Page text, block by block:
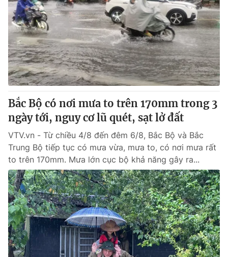
VTV Sức khoẻ Bất động sản
Thị trường 24h Tấm lòng Việt
VTV4 Vươn mình bằng AI
VTV9 VTV8
Liên hệ tòa soạn English
THỜI BÁO VTV
Theo dõi báo trên
Cơ quan chủ quản: Đài Truyền hình Việt Nam
Bắc Bộ có nơi mưa to trên 170mm trong 3
ngày tới, nguy cơ lũ quét, sạt lở đất
VTV.vn - Từ chiều 4/8 đến đêm 6/8, Bắc Bộ và Bắc
Trung Bộ tiếp tục có mưa vừa, mưa to, có nơi mưa rất
to trên 170mm. Mưa lớn cục bộ khả năng gây ra...